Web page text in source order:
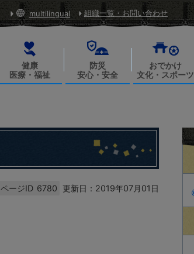
multilingual 組織一覧・お問い合わせ
健康
医療・福祉
防災
安心・安全
おでかけ
文化・スポーツ
ページID 6780 更新日：2019年07月01日